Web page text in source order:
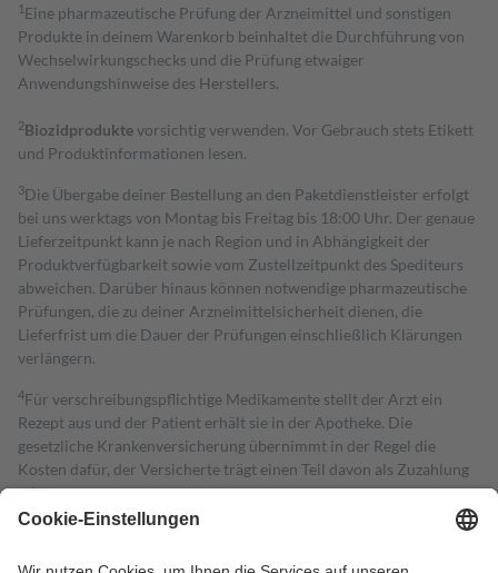
1 Eine pharmazeutische Prüfung der Arzneimittel und sonstigen
Produkte in deinem Warenkorb beinhaltet die Durchführung von
Wechselwirkungschecks und die Prüfung etwaiger
Anwendungshinweise des Herstellers.
2Biozidproduktevorsichtig verwenden. Vor Gebrauch stets Etikett
und Produktinformationen lesen.
3Die Übergabe deiner Bestellung an den Paketdienstleister erfolgt
bei uns werktags von Montag bis Freitag bis 18:00 Uhr. Der genaue
Lieferzeitpunkt kann je nach Region und in Abhängigkeit der
Produktverfügbarkeit sowie vom Zustellzeitpunkt des Spediteurs
abweichen. Darüber hinaus können notwendige pharmazeutische
Prüfungen, die zu deiner Arzneimittelsicherheit dienen, die
Lieferfrist um die Dauer der Prüfungen einschließlich Klärungen
verlängern.
4Für verschreibungspflichtige Medikamente stellt der Arzt ein
Rezept aus und der Patient erhält sie in der Apotheke. Die
gesetzliche Krankenversicherung übernimmt in der Regel die
Kosten dafür, der Versicherte trägt einen Teil davon als Zuzahlung
mit.
Grundsätzlich leisten Mitglieder Zuzahlungen in Höhe von zehn
höchstens zehn Euro.
Es sind jedoch nie mehr als die tatsächlichen